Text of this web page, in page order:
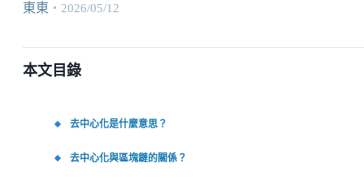
東東 ・ 2026/05/12
本文目錄
去中心化是什麼意思？
去中心化與區塊鏈的關係？